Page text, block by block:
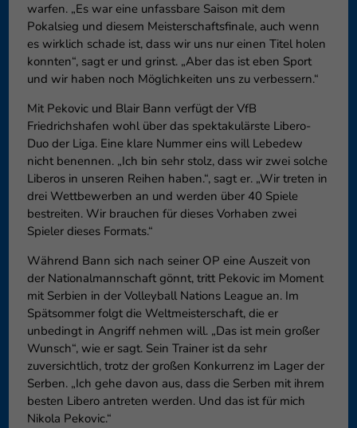
warfen. „Es war eine unfassbare Saison mit dem
Pokalsieg und diesem Meisterschaftsfinale, auch wenn
es wirklich schade ist, dass wir uns nur einen Titel holen
konnten“, sagt er und grinst. „Aber das ist eben Sport
und wir haben noch Möglichkeiten uns zu verbessern.“
Mit Pekovic und Blair Bann verfügt der VfB
Friedrichshafen wohl über das spektakulärste Libero-
Duo der Liga. Eine klare Nummer eins will Lebedew
nicht benennen. „Ich bin sehr stolz, dass wir zwei solche
Liberos in unseren Reihen haben.“, sagt er. „Wir treten in
drei Wettbewerben an und werden über 40 Spiele
bestreiten. Wir brauchen für dieses Vorhaben zwei
Spieler dieses Formats.“
Während Bann sich nach seiner OP eine Auszeit von
der Nationalmannschaft gönnt, tritt Pekovic im Moment
mit Serbien in der Volleyball Nations League an. Im
Spätsommer folgt die Weltmeisterschaft, die er
unbedingt in Angriff nehmen will. „Das ist mein großer
Wunsch“, wie er sagt. Sein Trainer ist da sehr
zuversichtlich, trotz der großen Konkurrenz im Lager der
Serben. „Ich gehe davon aus, dass die Serben mit ihrem
besten Libero antreten werden. Und das ist für mich
Nikola Pekovic.“